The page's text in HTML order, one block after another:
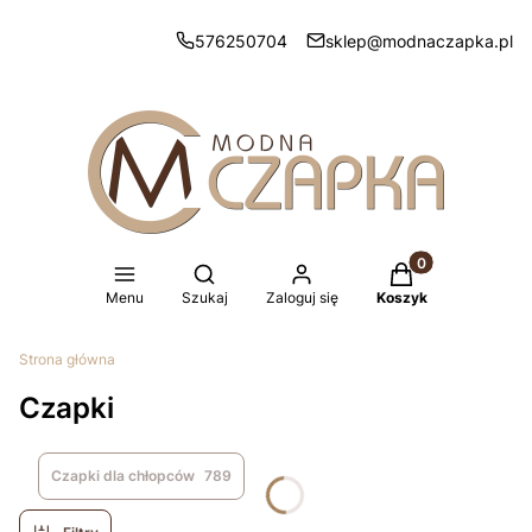
576250704 sklep@modnaczapka.pl
Menu
Otwórz wyszukiwarkę
Szukaj Zaloguj się
Produkty w
Koszyk
Strona główna
Czapki
Czapki dla chłopców 789